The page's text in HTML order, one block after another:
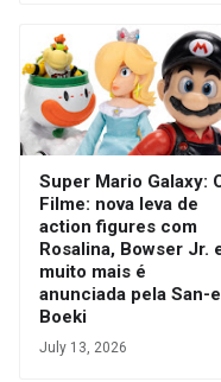
Super Mario Galaxy:
Filme: nova leva de
action figures com
Rosalina, Bowser Jr.
muito mais é
anunciada pela San-
Boeki
July 13, 2026